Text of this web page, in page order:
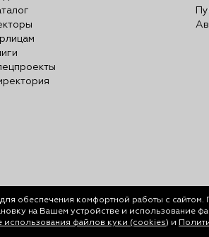
для обеспечения комфортной работы с
на Вашем устройстве и использование
использования файлов куки (cookies) и